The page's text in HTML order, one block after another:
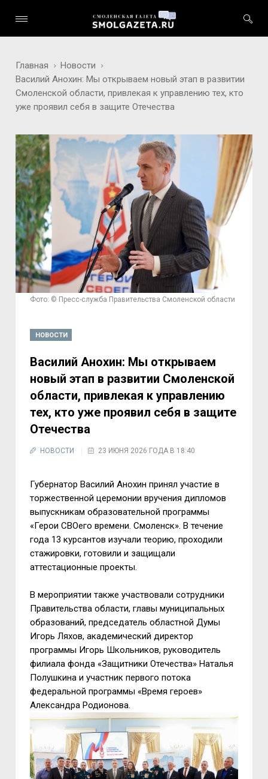
Главная
Новости
Василий Анохин: Мы открываем новый этап в развитии
Смоленской области, привлекая к управлению тех, кто
уже проявил себя в защите Отечества
Фото: © Пресс-служба Правительства Смоленской области
НОВОСТИ
Василий Анохин: Мы открываем
новый этап в развитии Смоленской
области, привлекая к управлению
тех, кто уже проявил себя в защите
Отечества
НОВОСТИ 23 ИЮНЯ 2026 ГОДА В 18:40
Губернатор Василий Анохин принял участие в
торжественной церемонии вручения дипломов
выпускникам образовательной программы
«Герои СВОего времени. Смоленск». В течение
года 13 курсантов изучали теорию, проходили
стажировки, готовили и защищали
аттестационные проекты.
В мероприятии также участвовали сотрудники
Правительства области, главы муниципальных
образований, председатель областной Думы
Игорь Ляхов, академический директор
программы Игорь Школьников, руководитель
филиала фонда «Защитники Отечества» Наталья
Полушкина и участник первого потока
федеральной программы «Время героев»
Александра Родионова.